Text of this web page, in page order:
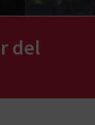
del